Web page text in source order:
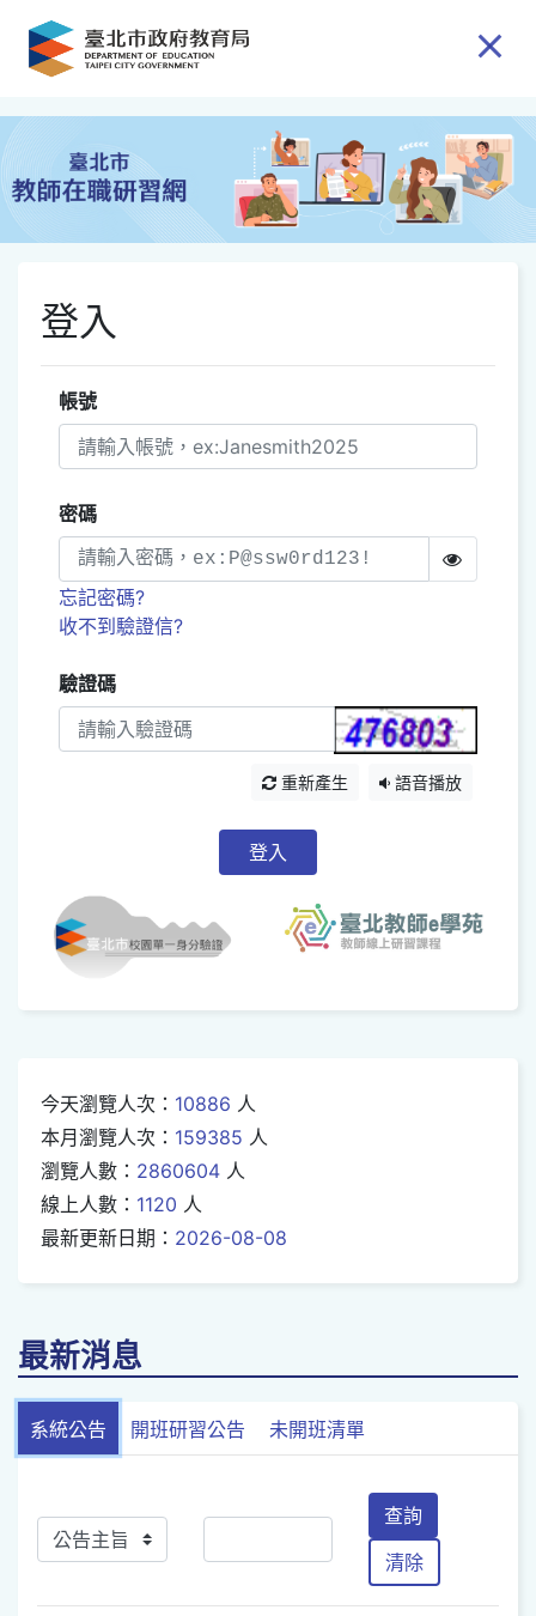
跳到主要內容
登入
帳號
密碼
忘記密碼?
收不到驗證信?
驗證碼
重新產生 語音播放
登入
今天瀏覽人次： 10886 人
本月瀏覽人次： 159385 人
瀏覽人數： 2860604 人
線上人數： 1120 人
最新更新日期： 2026-08-08
最新消息
系統公告 開班研習公告 未開班清單
查詢
清除